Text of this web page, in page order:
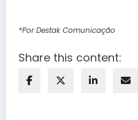
*Por Destak Comunicação
Share this content: